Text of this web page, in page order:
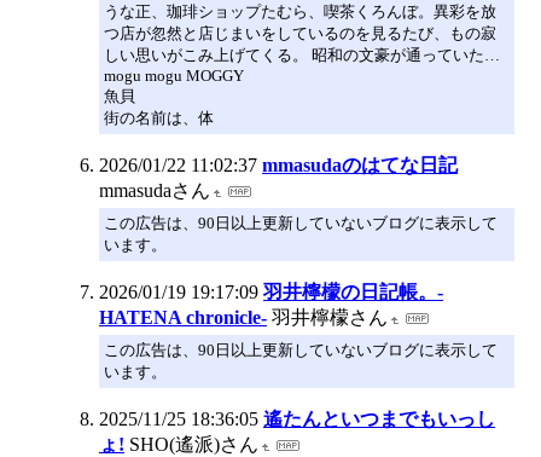
うな正、珈琲ショップたむら、喫茶くろんぼ。異彩を放
つ店が忽然と店じまいをしているのを見るたび、もの寂
しい思いがこみ上げてくる。 昭和の文豪が通っていた…
mogu mogu MOGGY
魚貝
街の名前は、体
2026/01/22 11:02:37 mmasudaのはてな日記
mmasudaさん
この広告は、90日以上更新していないブログに表示して
います。
2026/01/19 19:17:09 羽井檸檬の日記帳。-
HATENA chronicle- 羽井檸檬さん
この広告は、90日以上更新していないブログに表示して
います。
2025/11/25 18:36:05 遙たんといつまでもいっし
ょ! SHO(遙派)さん